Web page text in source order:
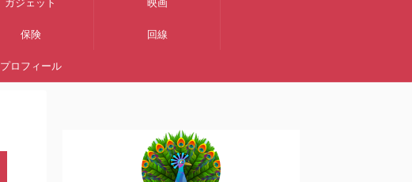
保険 回線
プロフィール